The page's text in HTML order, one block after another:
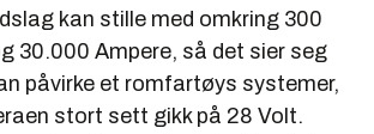
kan stille med omkring 300
30.000 Ampere, så det sier seg
påvirke et romfartøys systemer,
stort sett gikk på 28 Volt.